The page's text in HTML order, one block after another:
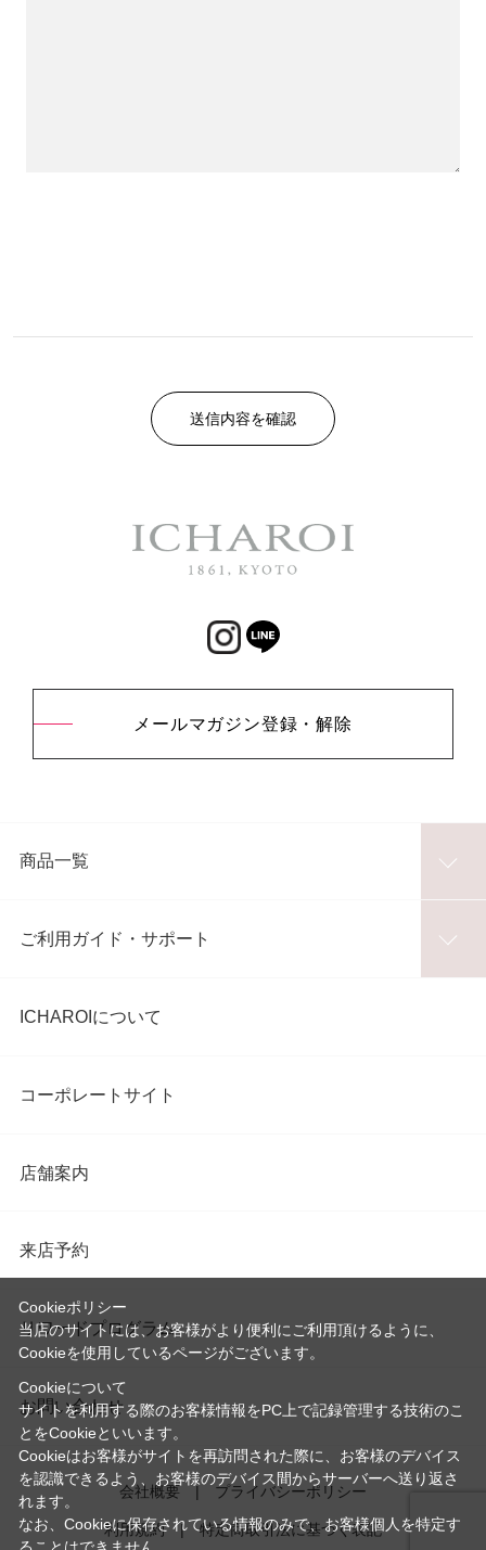
メールマガジン登録・解除
商品一覧
ご利用ガイド・サポート
ICHAROIについて
コーポレートサイト
店舗案内
来店予約
リワードプログラム
お問い合わせ
会社概要 プライバシーポリシー
利用規約 特定商取引法に基づく表記
Cookieポリシー
当店のサイトには、お客様がより便利にご利用頂けるように、
Cookieを使用しているページがございます。
Cookieについて
サイトを利用する際のお客様情報をPC上で記録管理する技術のこ
とをCookieといいます。
Cookieはお客様がサイトを再訪問された際に、お客様のデバイス
を認識できるよう、お客様のデバイス間からサーバーへ送り返さ
れます。
なお、Cookieに保存されている情報のみで、お客様個人を特定す